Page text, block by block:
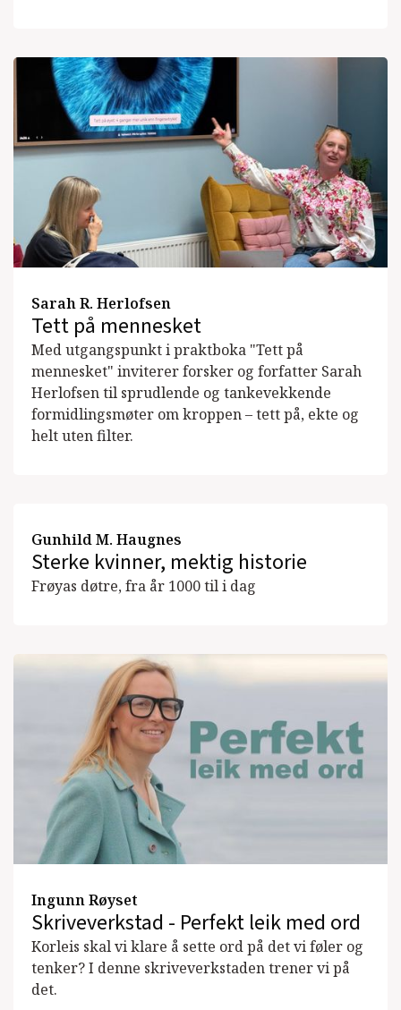
Sarah R. Herlofsen
Tett på mennesket
Med utgangspunkt i praktboka "Tett på
mennesket" inviterer forsker og forfatter Sarah
Herlofsen til sprudlende og tankevekkende
formidlingsmøter om kroppen – tett på, ekte og
helt uten filter.
Gunhild M. Haugnes
Sterke kvinner, mektig historie
Frøyas døtre, fra år 1000 til i dag
Ingunn Røyset
Skriveverkstad - Perfekt leik med ord
Korleis skal vi klare å sette ord på det vi føler og
tenker? I denne skriveverkstaden trener vi på
det.